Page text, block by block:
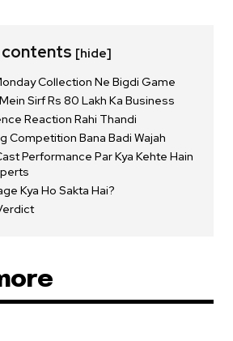
[hide]
Collection Ne Bigdi Game
Sirf Rs 80 Lakh Ka Business
Reaction Rahi Thandi
Competition Bana Badi Wajah
Performance Par Kya Kehte Hain
Kya Ho Sakta Hai?